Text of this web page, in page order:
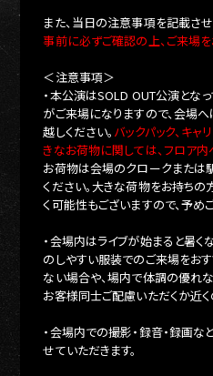
また、当日の注意事項を記載させ
事前に必ずご確認の上、ご来場を
＜注意事項＞
・本公演はSOLD OUT公演とな
がご来場になりますので、会場
越しください。 バックパック、キャ
きなお荷物に関しては、フロア
お荷物は会場のクロークまたは
ください。大きな荷物をお持ち
く可能性もございますので、予め
・会場内はライブが始まると暑
のしやすい服装でのご来場をお
ない場合や、場内で体調の優れ
お客様同士ご配慮いただくか近
・会場内での撮影・録音・録画
せていただきます。